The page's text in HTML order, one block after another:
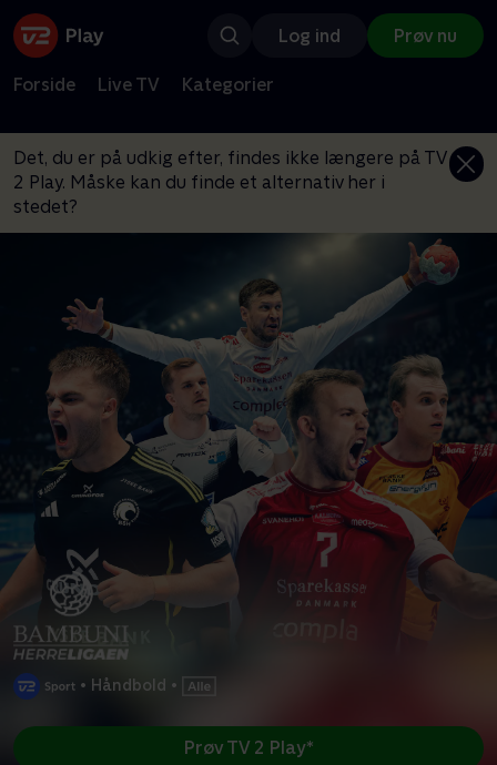
Log ind Prøv nu
Forside Live TV Kategorier
Det, du er på udkig efter, findes ikke længere på TV
2 Play. Måske kan du finde et alternativ her i
stedet?
• Håndbold •
Prøv TV 2 Play*